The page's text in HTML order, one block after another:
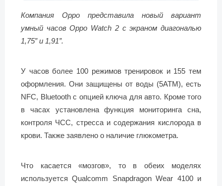
Компания Oppo представила новый вариант
умный часов Oppo Watch 2 с экраном диагональю
1,75” и 1,91”.
У часов более 100 режимов тренировок и 155 тем
оформления. Они защищены от воды (5АТМ), есть
NFC, Bluetooth с опцией ключа для авто. Кроме того
в часах установлена функция мониторинга сна,
контроля ЧСС, стресса и содержания кислорода в
крови. Также заявлено о наличие глюкометра.
Что касается «мозгов», то в обеих моделях
используется Qualcomm Snapdragon Wear 4100 и